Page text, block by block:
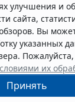
улучшения и
сайта,
Вы
указанных
Пожалуйста,
их
Принять
СЕРВИС",
года.
службой по